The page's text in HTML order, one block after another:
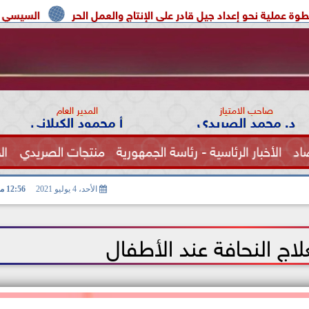
السيسي يوحد السودان جيل قادر على الإنتاج والعمل الحر
صاحب الامتياز
د. محمد الصريدي المدير العام
أ محمود الكيلاني
الأخبار الرئاسية - رئاسة الجمهورية منتجات الصريدي
الصحة الأحد، 4 يوليو 2021 12:56 مـ